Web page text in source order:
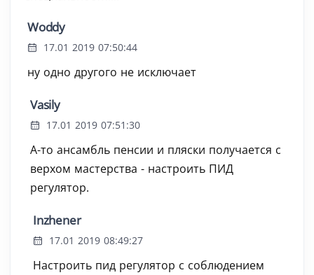
Woddy
17.01 2019 07:50:44
ну одно другого не исключает
Vasily
17.01 2019 07:51:30
А-то ансамбль пенсии и пляски получается с
верхом мастерства - настроить ПИД
регулятор.
Inzhener
17.01 2019 08:49:27
Настроить пид регулятор с соблюдением